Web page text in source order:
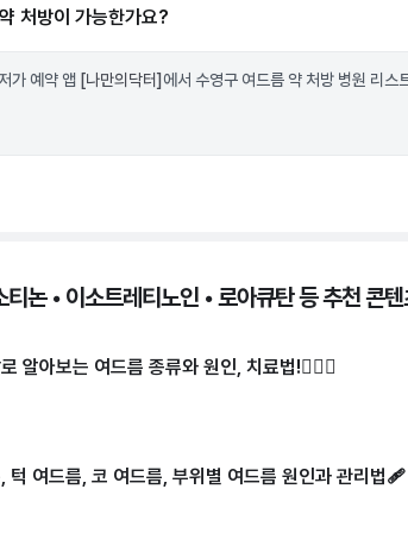
처방이 가능한가요?
가 예약 앱 [나만의닥터] 에서 수영구 여드름 약 처방 병원 리스
티논 • 이소트레티노인 • 로아큐탄 등 추천 콘
알아보는 여드름 종류와 원인, 치료법!👩🏻‍⚕️
턱 여드름, 코 여드름, 부위별 여드름 원인과 관리법🩹